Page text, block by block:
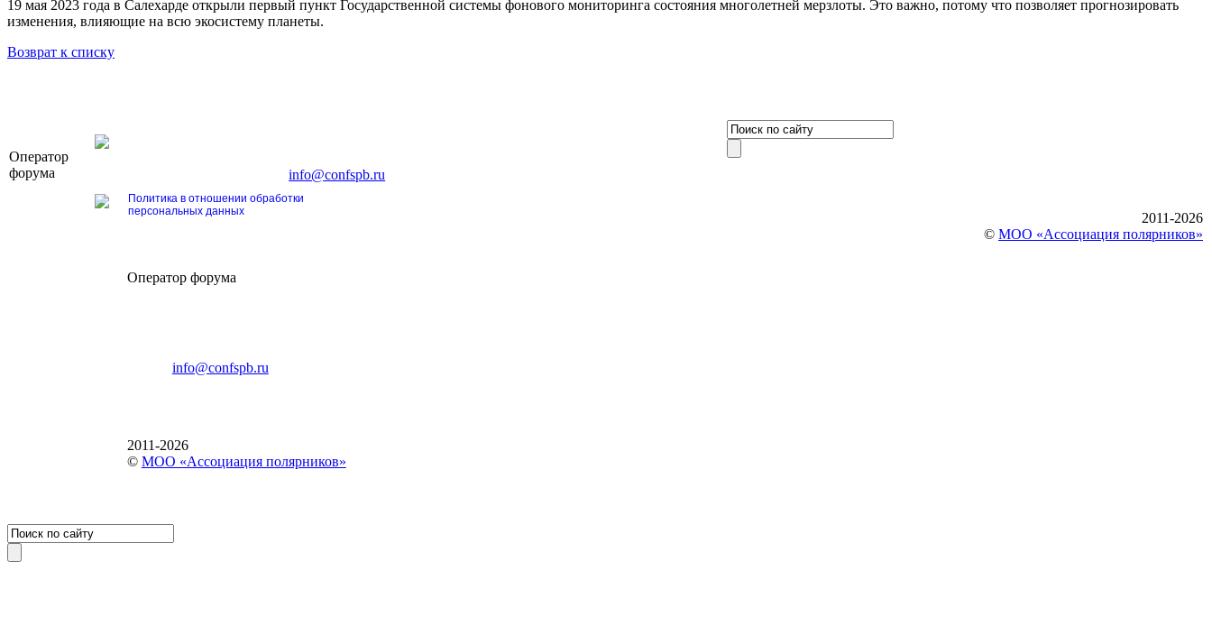
19 мая 2023 года в Салехарде открыли первый пункт Государственной системы фонового мониторинга состояния многолетней мерзлоты. Это важно, потому что позволяет прогнозировать
изменения, влияющие на всю экосистему планеты.
Возврат к списку
Оператор
форума
Тел. +7 (812) 327-93-70, E-mail:info@confspb.ru
Политика в отношении обработки
персональных данных
2011-2026
© МОО «Ассоциация полярников»
Оператор форума
info@confspb.ru
2011-2026
© МОО «Ассоциация полярников»